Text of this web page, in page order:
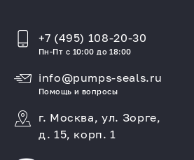
+7 (495) 108-20-30
Пн-Пт с 10:00 до 18:00
info@pumps-seals.ru
Помощь и вопросы
г. Москва, ул. Зорге,
д. 15, корп. 1